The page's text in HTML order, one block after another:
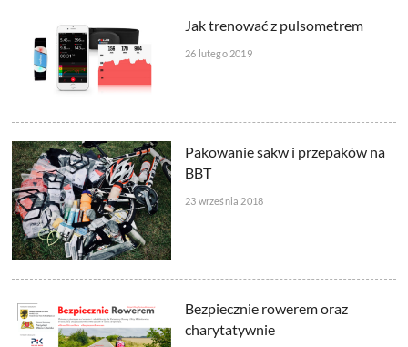
ROWEREM
AUTOPROMOCJA
Jak trenować z pulsometrem
26 lutego 2019
Pakowanie sakw i przepaków na
BBT
23 września 2018
Bezpiecznie rowerem oraz
charytatywnie